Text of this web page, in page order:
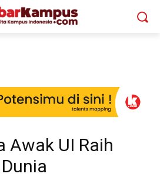
Awak UI Raih